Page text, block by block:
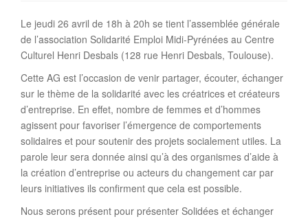
o
Le jeudi 26 avril de 18h à 20h se tient l’assemblée générale
de l’association Solidarité Emploi Midi-Pyrénées au Centre
Culturel Henri Desbals (128 rue Henri Desbals, Toulouse).
Cette AG est l’occasion de venir partager, écouter, échanger
sur le thème de la solidarité avec les créatrices et créateurs
d’entreprise. En effet, nombre de femmes et d’hommes
agissent pour favoriser l’émergence de comportements
solidaires et pour soutenir des projets socialement utiles. La
parole leur sera donnée ainsi qu’à des organismes d’aide à
la création d’entreprise ou acteurs du changement car par
leurs initiatives ils confirment que cela est possible.
Nous serons présent pour présenter Solidées et échanger